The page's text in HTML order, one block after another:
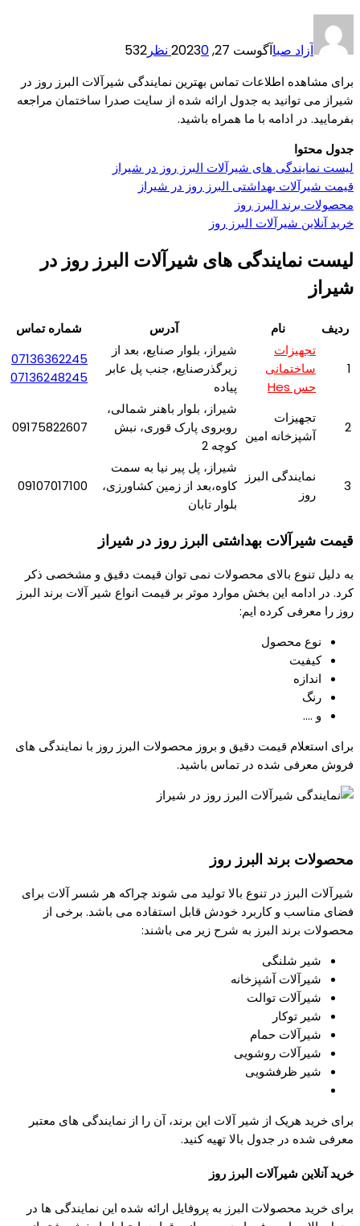
آزاد صباآگوست 27, 2023 0 نظر 532
برای مشاهده اطلاعات تماس بهترین نمایندگی شیرآلات البرز روز در
شیراز می توانید به جدول ارائه شده از سایت صدرا ساختمان مراجعه
بفرمایید. در ادامه با ما همراه باشید.
جدول محتوا
لیست نمایندگی های شیرآلات البرز روز در شیراز
قیمت شیرآلات بهداشتی البرز روز در شیراز
محصولات برند البرز روز
خرید آنلاین شیرآلات البرز روز
لیست نمایندگی های شیرآلات البرز روز در
شیراز
ردیف نام آدرس شماره تماس
1
تجهیزات
ساختمانی
حس Hes
شیراز، بلوار صنایع، بعد از
زیرگذرصنایع، جنب پل عابر
پیاده
07136362245
07136248245
2
تجهیزات
آشپزخانه امین
شیراز، بلوار باهنر شمالی،
روبروی پارک قوری، نبش
کوچه 2
09175822607
3
نمایندگی البرز
روز
شیراز، پل پیر نیا به سمت
کاوه،بعد از زمین کشاورزی،
بلوار تابان
09107017100
قیمت شیرآلات بهداشتی البرز روز در شیراز
به دلیل تنوع بالای محصولات نمی توان قیمت دقیق و مشخصی ذکر
کرد. در ادامه این بخش موارد موثر بر قیمت انواع شیر آلات برند البرز
روز را معرفی کرده ایم:
نوع محصول
کیفیت
اندازه
رنگ
و ….
برای استعلام قیمت دقیق و بروز محصولات البرز روز با نمایندگی های
فروش معرفی شده در تماس باشید.
محصولات برند البرز روز
شیرآلات البرز در تنوع بالا تولید می شوند چراکه هر شسر آلات برای
فضای مناسب و کاربرد خودش قابل استفاده می باشد. برخی از
محصولات برند البرز به شرح زیر می باشند:
شیر شلنگی
شیرآلات آشپزخانه
شیرآلات توالت
شیر توکار
شیرآلات حمام
شیرآلات روشویی
شیر ظرفشویی
برای خرید هریک از شیر آلات این برند، آن را از نمایندگی های معتبر
معرفی شده در جدول بالا تهیه کنید.
خرید آنلاین شیرآلات البرز روز
برای خرید محصولات البرز به پروفایل ارائه شده این نمایندگی ها در